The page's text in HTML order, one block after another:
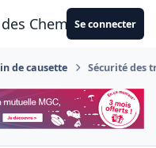
CheminotsSe connecter
de causette Sécurité des